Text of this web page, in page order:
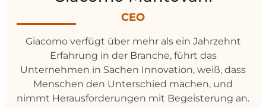
CEO
Giacomo verfügt über mehr als ein Jahrzehnt
Erfahrung in der Branche, führt das
Unternehmen in Sachen Innovation, weiß, dass
Menschen den Unterschied machen, und
nimmt Herausforderungen mit Begeisterung an.